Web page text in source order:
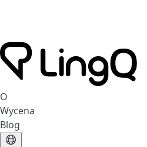
O
Wycena
Blog